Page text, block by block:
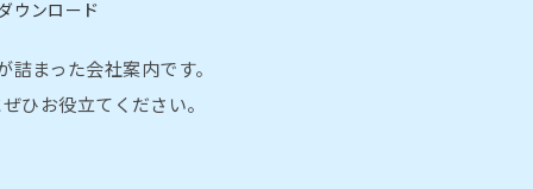
ウンロード
詰まった会社案内です。
ひお役立てください。